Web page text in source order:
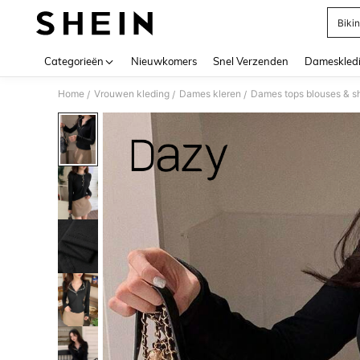
Categorieën Nieuwkomers Snel Verzenden
Home / Vrouwen kleding / Dames kleren / Dames tops blouses &